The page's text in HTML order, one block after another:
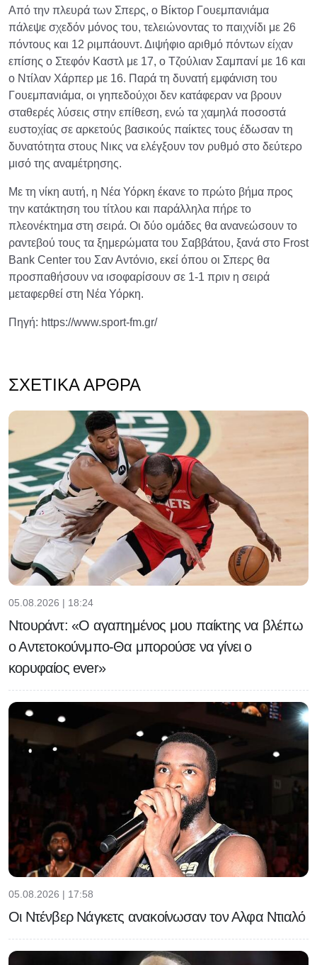
Από την πλευρά των Σπερς, ο Βίκτορ Γουεμπανιάμα
πάλεψε σχεδόν μόνος του, τελειώνοντας το παιχνίδι με 26
πόντους και 12 ριμπάουντ. Διψήφιο αριθμό πόντων είχαν
επίσης ο Στεφόν Καστλ με 17, ο Τζούλιαν Σαμπανί με 16 και
ο Ντίλαν Χάρπερ με 16. Παρά τη δυνατή εμφάνιση του
Γουεμπανιάμα, οι γηπεδούχοι δεν κατάφεραν να βρουν
σταθερές λύσεις στην επίθεση, ενώ τα χαμηλά ποσοστά
ευστοχίας σε αρκετούς βασικούς παίκτες τους έδωσαν τη
δυνατότητα στους Νικς να ελέγξουν τον ρυθμό στο δεύτερο
μισό της αναμέτρησης.
Με τη νίκη αυτή, η Νέα Υόρκη έκανε το πρώτο βήμα προς
την κατάκτηση του τίτλου και παράλληλα πήρε το
πλεονέκτημα στη σειρά. Οι δύο ομάδες θα ανανεώσουν το
ραντεβού τους τα ξημερώματα του Σαββάτου, ξανά στο Frost
Bank Center του Σαν Αντόνιο, εκεί όπου οι Σπερς θα
προσπαθήσουν να ισοφαρίσουν σε 1-1 πριν η σειρά
μεταφερθεί στη Νέα Υόρκη.
Πηγή: https://www.sport-fm.gr/
ΣΧΕΤΙΚΆ ΆΡΘΡΑ
05.08.2026 | 18:24
Ντουράντ: «Ο αγαπημένος μου παίκτης να βλέπω
ο Αντετοκούνμπο-Θα μπορούσε να γίνει ο
κορυφαίος ever»
05.08.2026 | 17:58
Οι Ντένβερ Νάγκετς ανακοίνωσαν τον Αλφα Ντιαλό